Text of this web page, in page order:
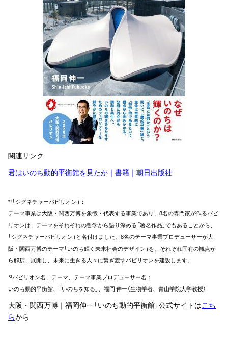
関連リンク
君はいのち動的平衡館を見たか｜書籍｜朝日出版社
*¹「シグネチャーパビリオン」：
テーマ事業は大阪・関西万博を象徴・代表する事業であり、8名の専門家が作るパビ
リオンは、テーマをそれぞれの哲学から語り深める「署名作品」でもあることから、
「シグネチャーパビリオン」と名付けました。8名のテーマ事業プロデューサーが大
阪・関西万博のテーマ「いのち輝く未来社会のデザイン」を、それぞれ固有の観点か
ら解釈、展開し、未来に生きる人々に繋ぎ渡すパビリオンを建設します。
*²パビリオン名、テーマ、テーマ事業プロデューサー名：
いのち動的平衡館、「いのちを知る」、福岡 伸一（生物学者、青山学院大学教授）
大阪・関西万博｜福岡伸一「いのち動的平衡館」公式サイトはこち
らから